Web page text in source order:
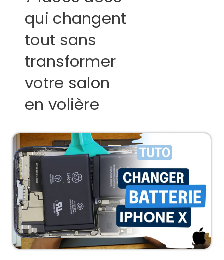
qui changent
tout sans
transformer
votre salon
en volière